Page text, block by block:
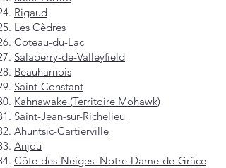
Rigaud
Les Cèdres
Coteau-du-Lac
Salaberry-de-Valleyfield
Beauharnois
Saint-Constant
Kahnawake (Territoire Mohawk)
Saint-Jean-sur-Richelieu
Ahuntsic-Cartierville
Anjou
Côte-des-Neiges–Notre-Dame-de-Grâce